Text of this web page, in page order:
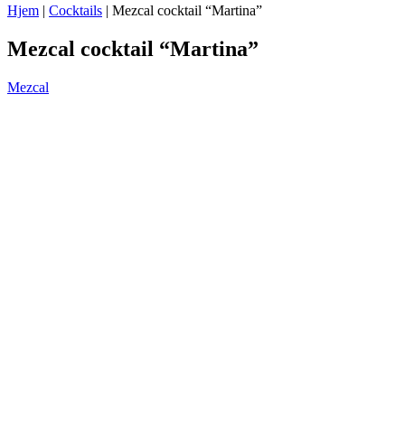
Hjem | Cocktails | Mezcal cocktail “Martina”
Mezcal cocktail “Martina”
Mezcal